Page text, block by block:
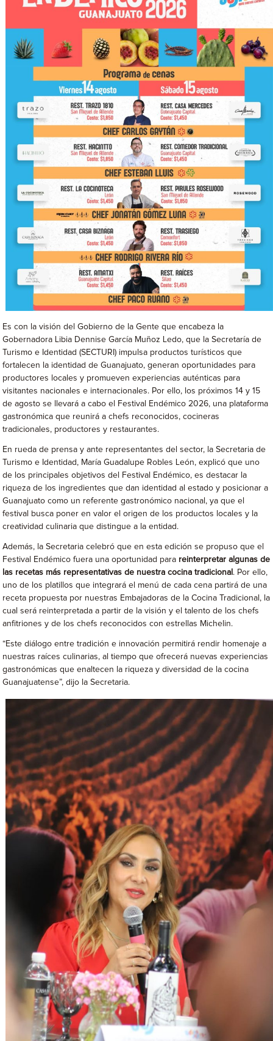
Es con la visión del Gobierno de la Gente que encabeza la
Gobernadora Libia Dennise García Muñoz Ledo, que la Secretaría de
Turismo e Identidad (SECTURI) impulsa productos turísticos que
fortalecen la identidad de Guanajuato, generan oportunidades para
productores locales y promueven experiencias auténticas para
visitantes nacionales e internacionales. Por ello, los próximos 14 y 15
de agosto se llevará a cabo el Festival Endémico 2026, una plataforma
gastronómica que reunirá a chefs reconocidos, cocineras
tradicionales, productores y restaurantes.
En rueda de prensa y ante representantes del sector, la Secretaria de
Turismo e Identidad, María Guadalupe Robles León, explicó que uno
de los principales objetivos del Festival Endémico, es destacar la
riqueza de los ingredientes que dan identidad al estado y posicionar a
Guanajuato como un referente gastronómico nacional, ya que el
festival busca poner en valor el origen de los productos locales y la
creatividad culinaria que distingue a la entidad.
Además, la Secretaria celebró que en esta edición se propuso que el
Festival Endémico fuera una oportunidad para reinterpretar algunas de
las recetas más representativas de nuestra cocina tradicional . Por ello,
uno de los platillos que integrará el menú de cada cena partirá de una
receta propuesta por nuestras Embajadoras de la Cocina Tradicional, la
cual será reinterpretada a partir de la visión y el talento de los chefs
anfitriones y de los chefs reconocidos con estrellas Michelin.
“Este diálogo entre tradición e innovación permitirá rendir homenaje a
nuestras raíces culinarias, al tiempo que ofrecerá nuevas experiencias
gastronómicas que enaltecen la riqueza y diversidad de la cocina
Guanajuatense”, dijo la Secretaria.